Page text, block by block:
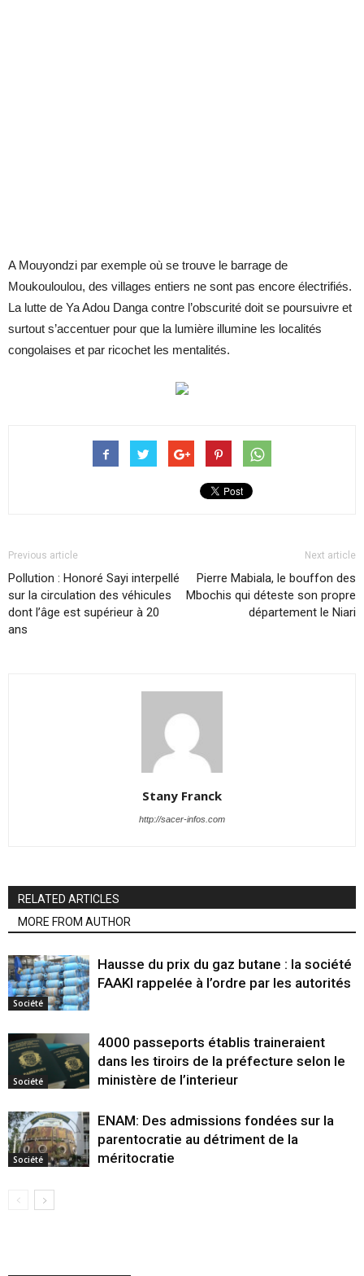
A Mouyondzi par exemple où se trouve le barrage de
Moukouloulou, des villages entiers ne sont pas encore électrifiés.
La lutte de Ya Adou Danga contre l’obscurité doit se poursuivre et
surtout s’accentuer pour que la lumière illumine les localités
congolaises et par ricochet les mentalités.
Previous article
Pollution : Honoré Sayi interpellé
sur la circulation des véhicules
dont l’âge est supérieur à 20
ans
Next article
Pierre Mabiala, le bouffon des
Mbochis qui déteste son propre
département le Niari
Stany Franck
http://sacer-infos.com
RELATED ARTICLES
MORE FROM AUTHOR
Société
Hausse du prix du gaz butane : la société
FAAKI rappelée à l’ordre par les autorités
Société
4000 passeports établis traineraient
dans les tiroirs de la préfecture selon le
ministère de l’interieur
Société
ENAM: Des admissions fondées sur la
parentocratie au détriment de la
méritocratie